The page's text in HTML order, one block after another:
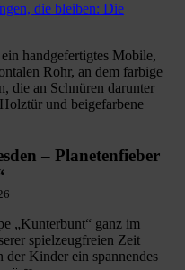
die bleiben: Die
– Planetenfieber
„Kunterbunt“ ganz im
spielzeugfreien Zeit
der Kinder ein spannendes